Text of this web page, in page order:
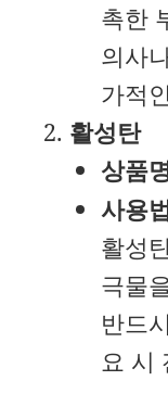
촉한
의사
가적
활성탄
상품
사용
활성
극물
반드
요 시